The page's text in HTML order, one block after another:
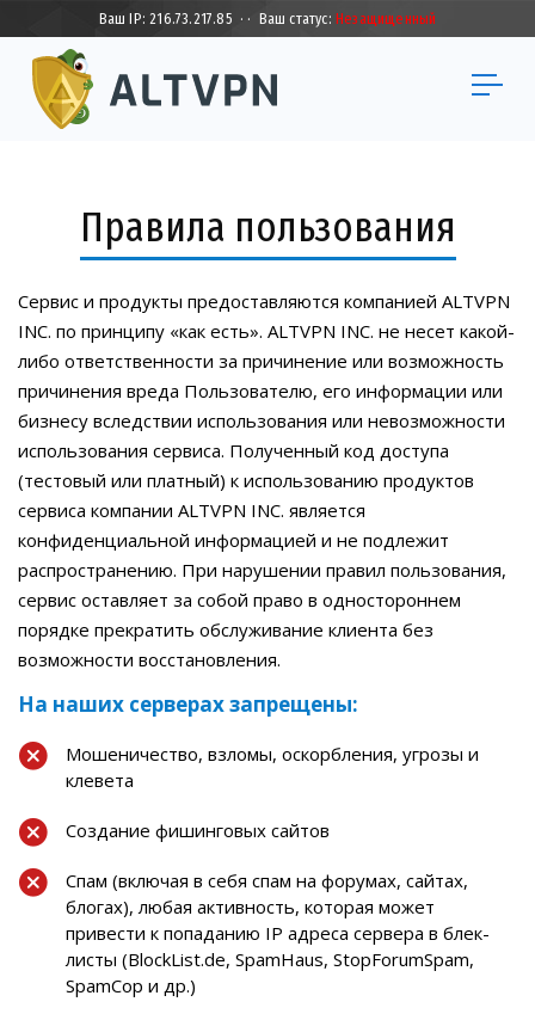
Ваш IP:216.73.217.85 · · Ваш статус: Незащищенный
Правила пользования
Сервис и продукты предоставляются компанией ALTVPN
INC. по принципу «как есть». ALTVPN INC. не несет какой-
либо ответственности за причинение или возможность
причинения вреда Пользователю, его информации или
бизнесу вследствии использования или невозможности
использования сервиса. Полученный код доступа
(тестовый или платный) к использованию продуктов
сервиса компании ALTVPN INC. является
конфиденциальной информацией и не подлежит
распространению. При нарушении правил пользования,
сервис оставляет за собой право в одностороннем
порядке прекратить обслуживание клиента без
возможности восстановления.
На наших серверах запрещены:
Мошеничество, взломы, оскорбления, угрозы и
клевета
Создание фишинговых сайтов
Спам (включая в себя спам на форумах, сайтах,
блогах), любая активность, которая может
привести к попаданию IP адреса сервера в блек-
листы (BlockList.de, SpamHaus, StopForumSpam,
SpamCop и др.)